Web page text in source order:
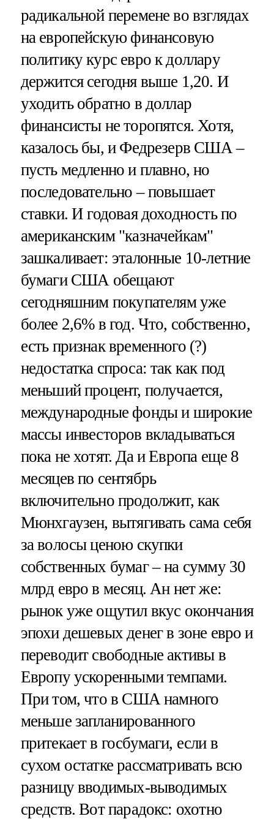
радикальной перемене во взглядах
на европейскую финансовую
политику курс евро к доллару
держится сегодня выше 1,20. И
уходить обратно в доллар
финансисты не торопятся. Хотя,
казалось бы, и Федрезерв США –
пусть медленно и плавно, но
последовательно – повышает
ставки. И годовая доходность по
американским "казначейкам"
зашкаливает: эталонные 10-летние
бумаги США обещают
сегодняшним покупателям уже
более 2,6% в год. Что, собственно,
есть признак временного (?)
недостатка спроса: так как под
меньший процент, получается,
международные фонды и широкие
массы инвесторов вкладываться
пока не хотят. Да и Европа еще 8
месяцев по сентябрь
включительно продолжит, как
Мюнхгаузен, вытягивать сама себя
за волосы ценою скупки
собственных бумаг – на сумму 30
млрд евро в месяц. Ан нет же:
рынок уже ощутил вкус окончания
эпохи дешевых денег в зоне евро и
переводит свободные активы в
Европу ускоренными темпами.
При том, что в США намного
меньше запланированного
притекает в госбумаги, если в
сухом остатке рассматривать всю
разницу вводимых-выводимых
средств. Вот парадокс: охотно